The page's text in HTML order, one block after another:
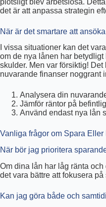
det är att anpassa strategin
När är det smartare att
I vissa situationer kan det
om de nya lånen har
skulder. Men var försiktig!
nuvarande finanser noggrant
Analysera din
Jämför räntor på
Använd endast nya lån
Vanliga frågor om Spara Eller
När bör jag prioritera
Om dina lån har låg ränta
det vara bättre att fokusera
Kan jag göra både och